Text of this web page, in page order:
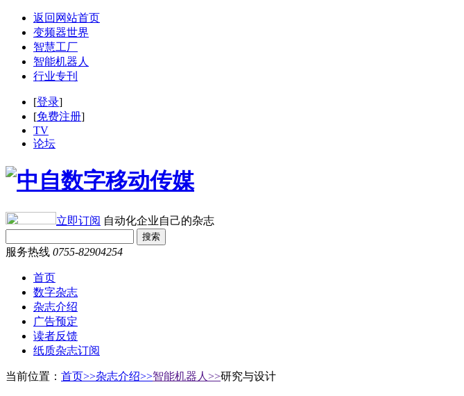
返回网站首页
变频器世界
智慧工厂
智能机器人
行业专刊
[登录]
[免费注册]
TV
论坛
立即订阅 自动化企业自己的杂志
服务热线 0755-82904254
首页
数字杂志
杂志介绍
广告预定
读者反馈
纸质杂志订阅
当前位置： 首页>>杂志介绍>>智能机器人>>研究与设计